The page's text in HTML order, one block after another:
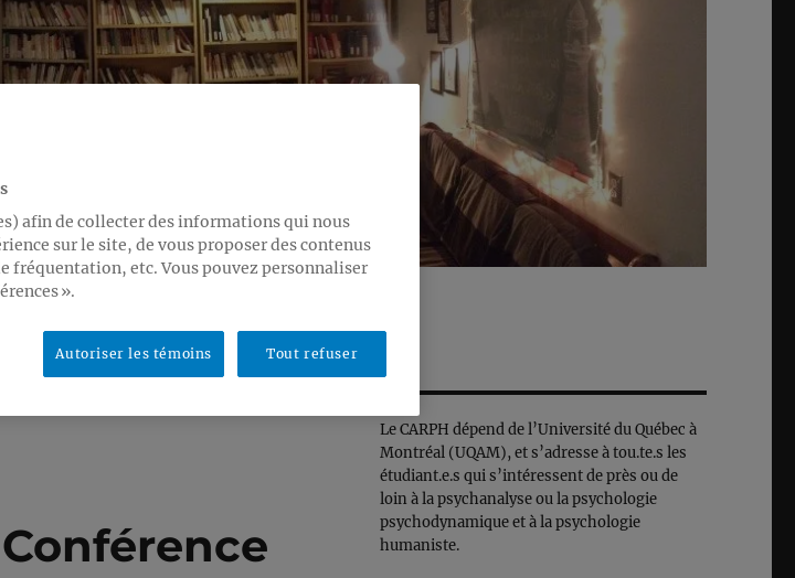
Le CARPH dépend de l’Université du Québec à
Montréal (UQAM), et s’adresse à tou.te.s les
étudiant.e.s qui s’intéressent de près ou de
loin à la psychanalyse ou la psychologie
psychodynamique et à la psychologie
humaniste.
afin de collecter des informations qui nous
sur le site, de vous proposer des contenus
fréquentation, etc. Vous pouvez personnaliser
».
Tout refuser
Autoriser les témoins